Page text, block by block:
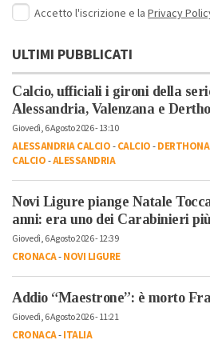
Accetto l'iscrizione e la Privacy
ULTIMI PUBBLICATI
Calcio, ufficiali i gironi della
Alessandria, Valenzana e
Giovedì, 6 Agosto 2026 - 13:10
ALESSANDRIA CALCIO-CALCIO-
CALCIO-ALESSANDRIA
Novi Ligure piange Natale
anni: era uno dei Carabinieri
Giovedì, 6 Agosto 2026 - 12:39
CRONACA-NOVI LIGURE
Addio “Maestrone”: è morto
Giovedì, 6 Agosto 2026 - 11:21
CRONACA-ITALIA